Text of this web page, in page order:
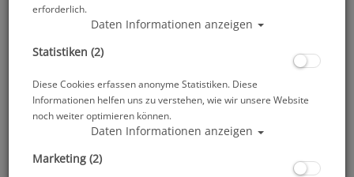
erforderlich.
Daten Informationen anzeigen
Statistiken (2)
Diese Cookies erfassen anonyme Statistiken. Diese
Informationen helfen uns zu verstehen, wie wir unsere Website
noch weiter optimieren können.
Daten Informationen anzeigen
Marketing (2)